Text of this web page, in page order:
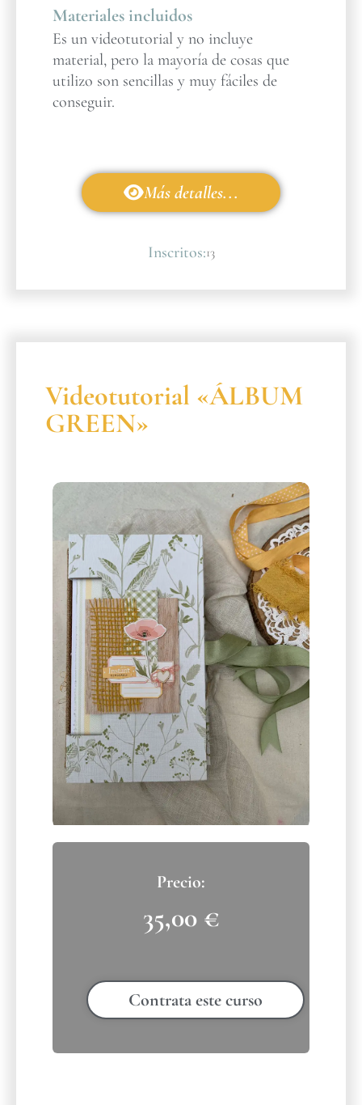
Materiales incluidos
Es un videotutorial y no incluye
material, pero la mayoría de cosas que
utilizo son sencillas y muy fáciles de
conseguir.
Más detalles...
Inscritos:13
Videotutorial «ÁLBUM
GREEN»
35,00 €
Contrata este curso